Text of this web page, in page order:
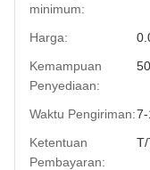
minimum:
Harga:
Kemampuan
Penyediaan:
Waktu Pengiriman:
Ketentuan
Pembayaran: